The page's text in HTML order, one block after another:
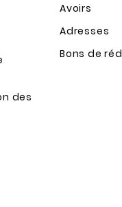
des
Avoirs
Adresses
Bons de